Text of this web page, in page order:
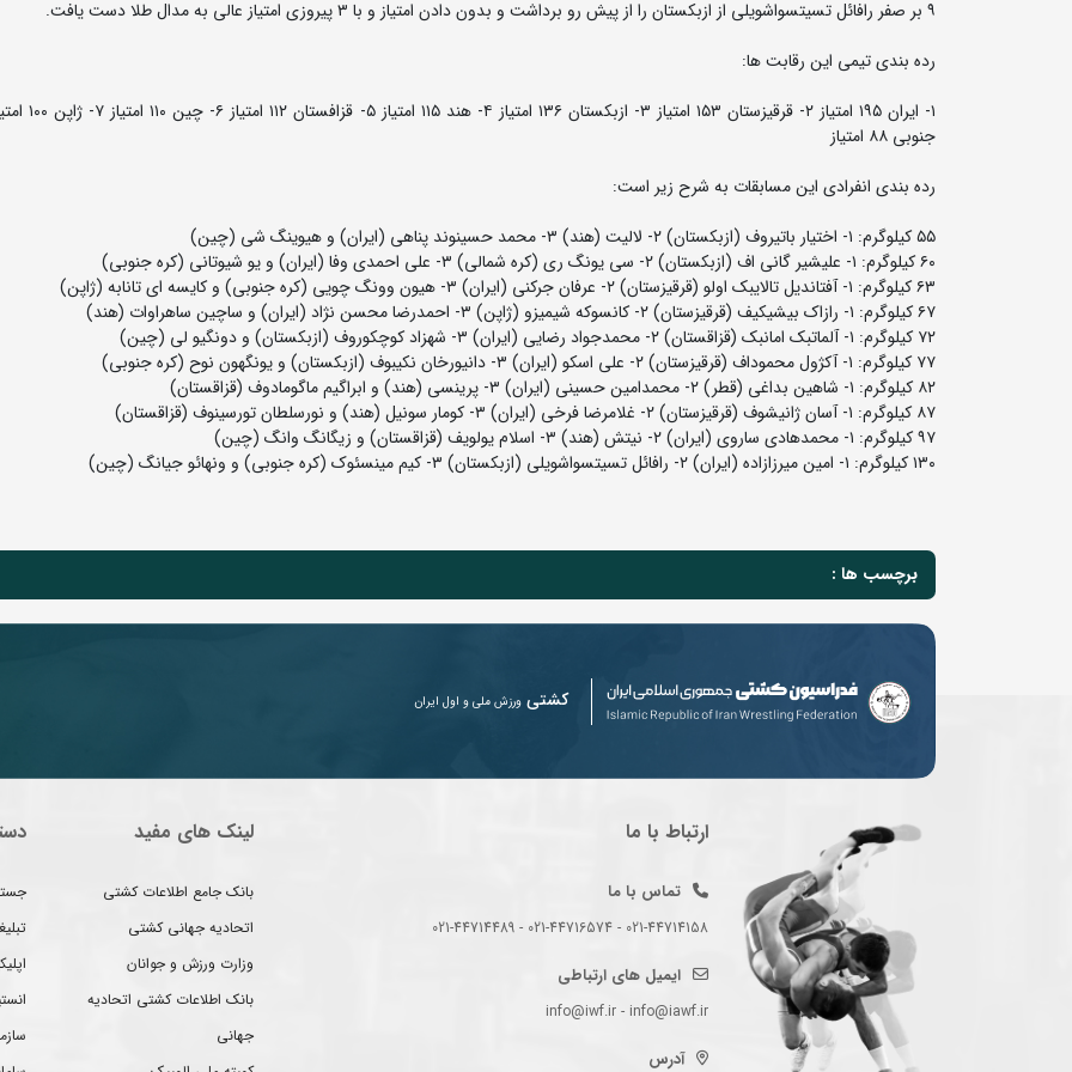
۹ بر صفر رافائل تسیتسواشویلی از ازبکستان را از پیش رو برداشت و بدون دادن امتیاز و با ۳ پیروزی امتیاز عالی به مدال طلا دست یافت.
رده بندی تیمی این رقابت ها:
جنوبی ۸۸ امتیاز
رده بندی انفرادی این مسابقات به شرح زیر است:
۵۵ کیلوگرم: ۱- اختیار باتیروف (ازبکستان) ۲- لالیت (هند) ۳- محمد حسینوند پناهی (ایران) و هیوینگ شی (چین)
۶۰ کیلوگرم: ۱- علیشیر گانی اف (ازبکستان) ۲- سی یونگ ری (کره شمالی) ۳- علی احمدی وفا (ایران) و یو شیوتانی (کره جنوبی)
۶۳ کیلوگرم: ۱- آفتاندیل تالایبک اولو (قرقیزستان) ۲- عرفان جرکنی (ایران) ۳- هیون وونگ چویی (کره جنوبی) و کایسه ای تانابه (ژاپن)
۶۷ کیلوگرم: ۱- رازاک بیشیکیف (قرقیزستان) ۲- کانسوکه شیمیزو (ژاپن) ۳- احمدرضا محسن نژاد (ایران) و ساچین ساهراوات (هند)
۷۲ کیلوگرم: ۱- آلماتبک امانبک (قزاقستان) ۲- محمدجواد رضایی (ایران) ۳- شهزاد کوچکوروف (ازبکستان) و دونگیو لی (چین)
۷۷ کیلوگرم: ۱- آکژول محموداف (قرقیزستان) ۲- علی اسکو (ایران) ۳- دانیورخان نکیبوف (ازبکستان) و یونگهون نوح (کره جنوبی)
۸۲ کیلوگرم: ۱- شاهین بداغی (قطر) ۲- محمدامین حسینی (ایران) ۳- پرینسی (هند) و ابراگیم ماگومادوف (قزاقستان)
۸۷ کیلوگرم: ۱- آسان ژانیشوف (قرقیزستان) ۲- غلامرضا فرخی (ایران) ۳- کومار سونیل (هند) و نورسلطان تورسینوف (قزاقستان)
۹۷ کیلوگرم: ۱- محمدهادی ساروی (ایران) ۲- نیتش (هند) ۳- اسلام یولویف (قزاقستان) و زیگانگ وانگ (چین)
۱۳۰ کیلوگرم: ۱- امین میرزازاده (ایران) ۲- رافائل تسیتسواشویلی (ازبکستان) ۳- کیم مینسئوک (کره جنوبی) و ونهائو جیانگ (چین)
برچسب ها :
کشتی ورزش ملی و اول ایران
ارتباط با ما
تماس با ما
021-44714158 - 021-44716574 - 021-44714489
ایمیل های ارتباطی
info@iwf.ir - info@iawf.ir
آدرس
لینک های مفید
بانک جامع اطلاعات کشتی
اتحادیه جهانی کشتی
وزارت ورزش و جوانان
بانک اطلاعات کشتی اتحادیه
جهانی